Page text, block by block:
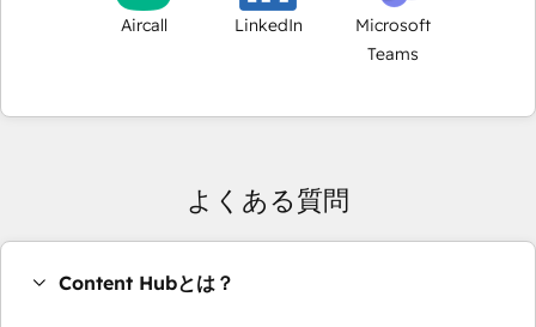
Aircall LinkedIn
Microsoft
Teams
よくある質問
Content Hubとは？